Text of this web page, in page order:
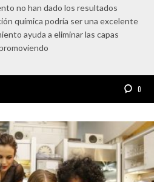
no han dado los resultados
química podría ser una excelente
ayuda a eliminar las capas
0